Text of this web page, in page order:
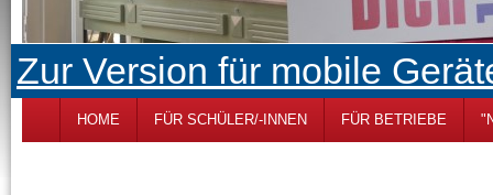
Zur Version für mobile
HOME FÜR SCHÜLER/-INNEN FÜR BETRIEBE